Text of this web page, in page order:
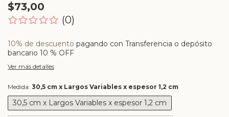
$73,00
(0)
10% de descuento pagando con Transferencia o depósito
bancario 10 % OFF
Ver más detalles
Medida: 30,5 cm x Largos Variables x espesor 1,2 cm
30,5 cm x Largos Variables x espesor 1,2 cm